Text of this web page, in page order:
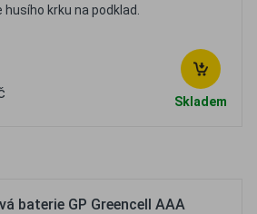
husího krku na podklad.
Skladem
baterie GP Greencell AAA